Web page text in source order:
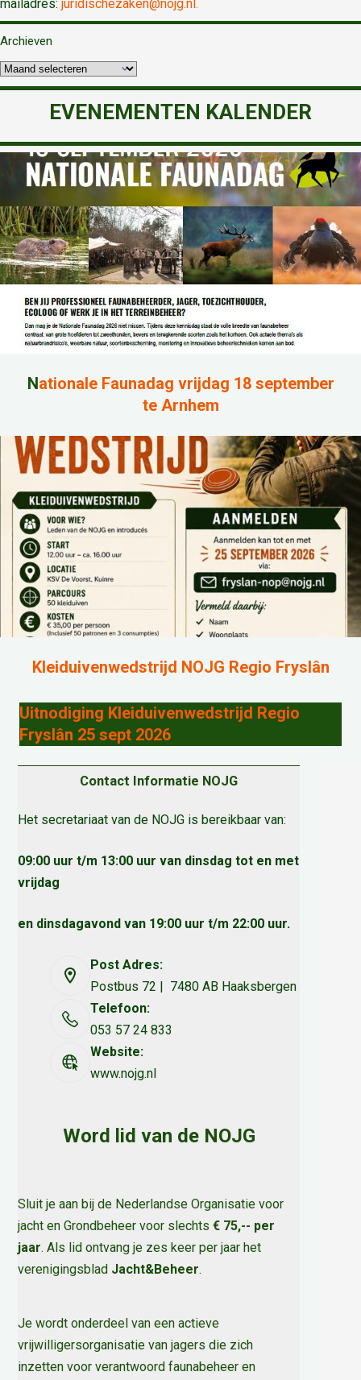
mailadres: juridischezaken@nojg.nl.
Archieven
EVENEMENTEN KALENDER
Nationale Faunadag vrijdag 18 september
te Arnhem
Kleiduivenwedstrijd NOJG Regio Fryslân
Uitnodiging Kleiduivenwedstrijd Regio
Fryslân 25 sept 2026
Contact Informatie NOJG
Het secretariaat van de NOJG is bereikbaar van:
09:00 uur t/m 13:00 uur van dinsdag tot en met
vrijdag
en dinsdagavond van 19:00 uur t/m 22:00 uur.
Post Adres:
Postbus 72 | 7480 AB Haaksbergen
Telefoon:
053 57 24 833
Website:
www.nojg.nl
Word lid van de NOJG
Sluit je aan bij de Nederlandse Organisatie voor
jacht en Grondbeheer voor slechts€ 75,-- per
jaar. Als lid ontvang je zes keer per jaar het
verenigingsblad Jacht&Beheer.
Je wordt onderdeel van een actieve
vrijwilligersorganisatie van jagers die zich
inzetten voor verantwoord faunabeheer en